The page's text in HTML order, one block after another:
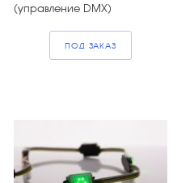
(управление DMX)
ПОД ЗАКАЗ